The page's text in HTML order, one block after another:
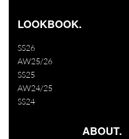
LOOKBOOK.
SS26
AW25/26
SS25
AW24/25
SS24
ABOUT.